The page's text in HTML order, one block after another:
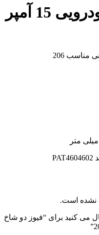
فیوز دو شاخ ریزخودرویی 15 آمپر
نشده است.
می کنید برای “فیوز دو شاخ